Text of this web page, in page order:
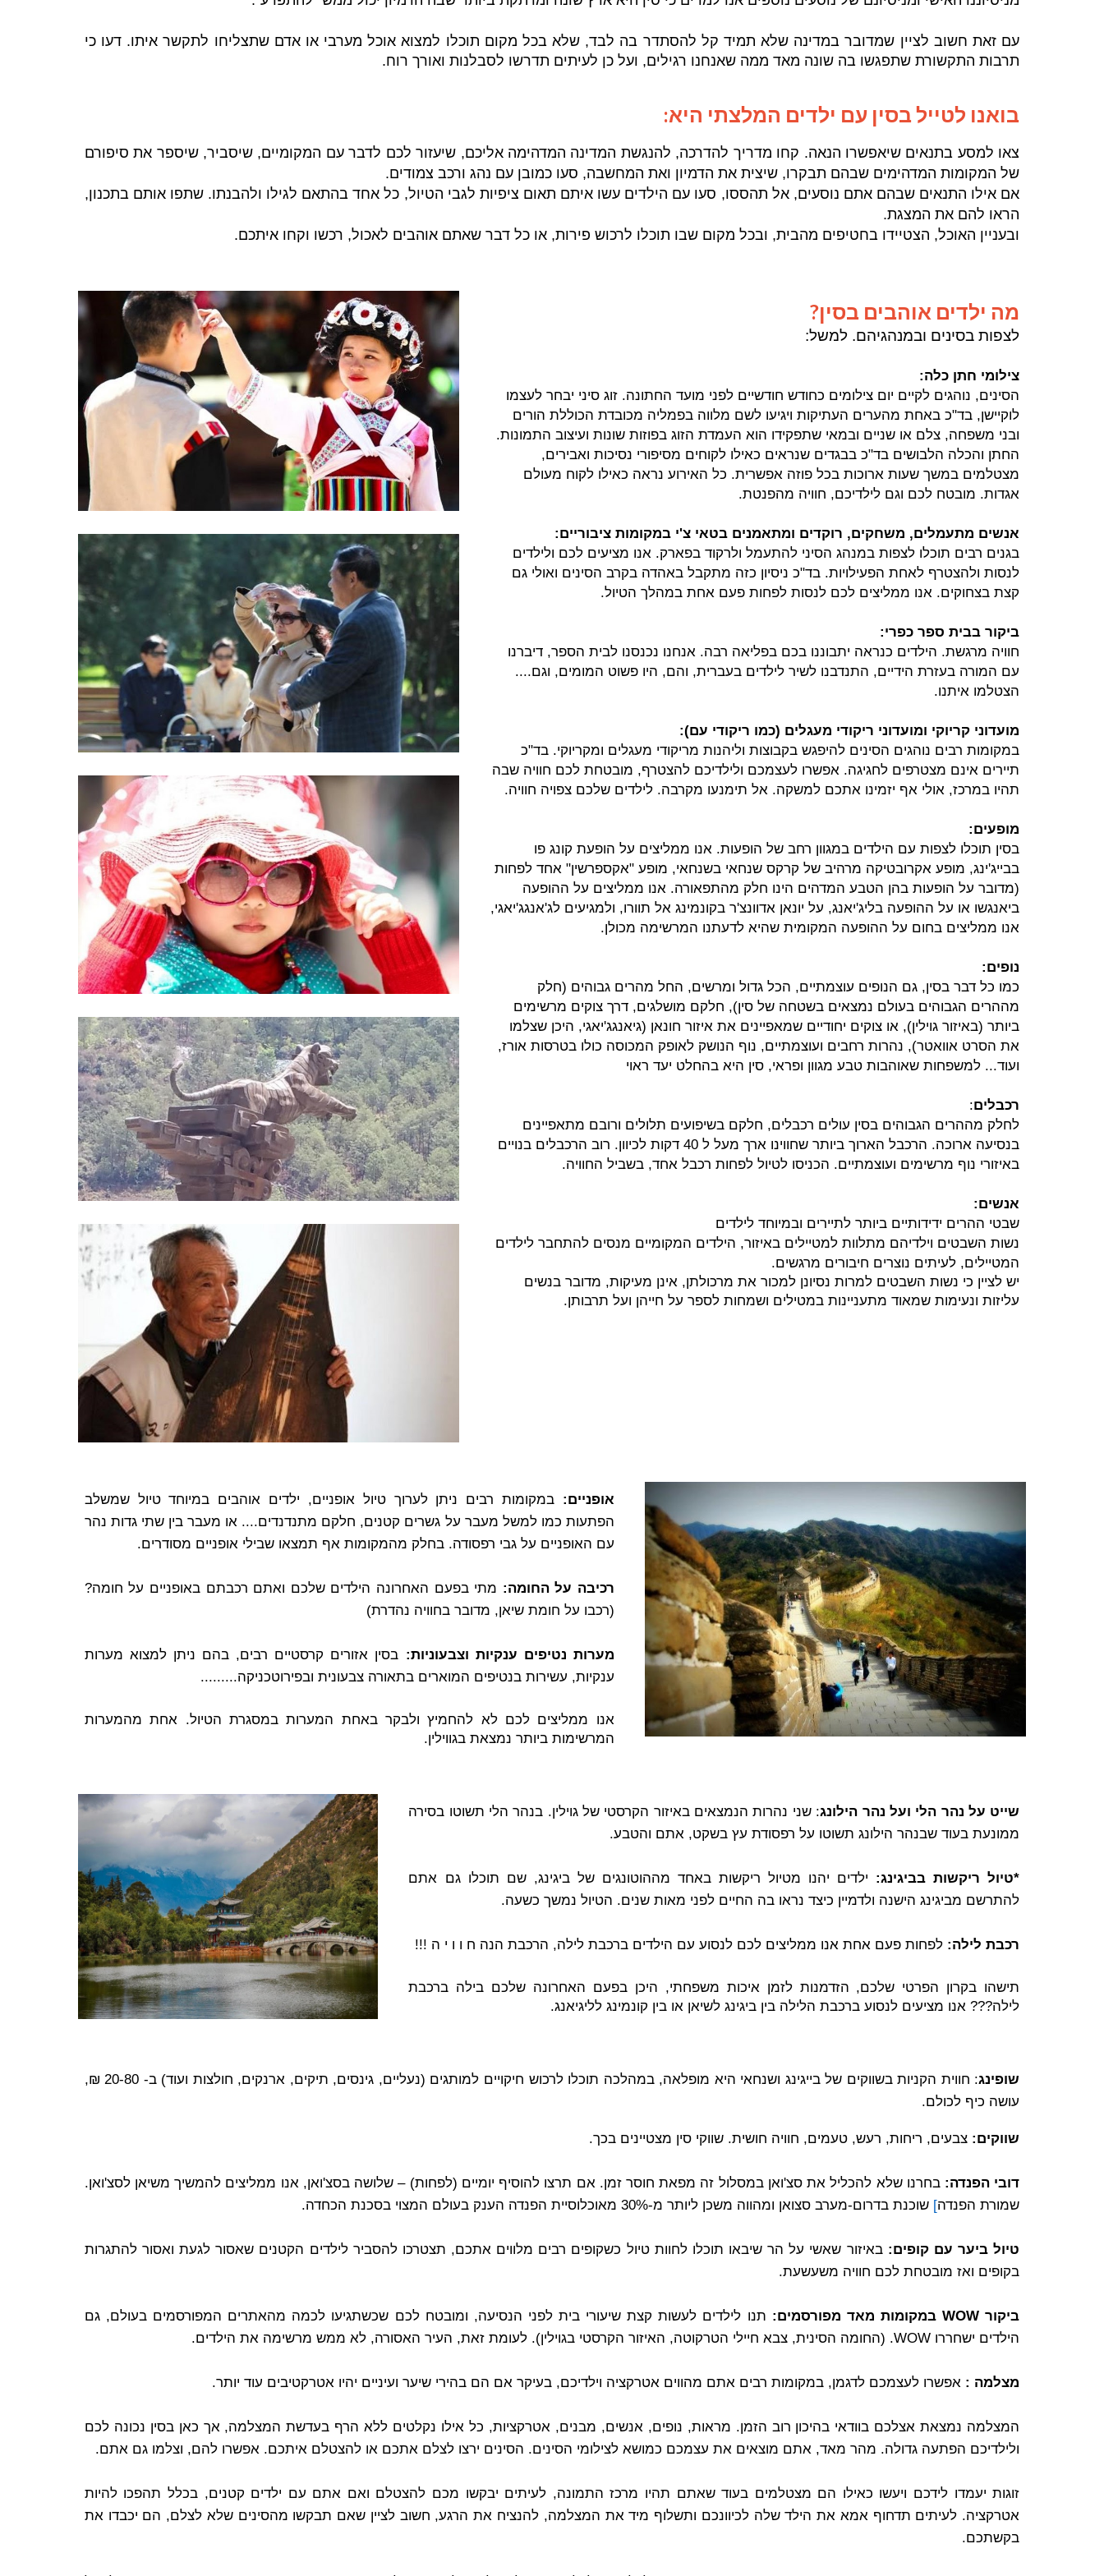
עם זאת חשוב לציין שמדובר במדינה שלא תמיד קל להסתדר בה לבד, שלא בכל מקום תוכלו למצוא אוכל מערבי או אדם שתצליחו לתקשר איתו. דעו כי
תרבות התקשורת שתפגשו בה שונה מאד ממה שאנחנו רגילים, ועל כן לעיתים תדרשו לסבלנות ואורך רוח.
בואנו לטייל בסין עם ילדים המלצתי היא:
צאו למסע בתנאים שיאפשרו הנאה. קחו מדריך להדרכה, להנגשת המדינה המדהימה אליכם, שיעזור לכם לדבר עם המקומיים, שיסביר, שיספר את סיפורם
של המקומות המדהימים שבהם תבקרו, שיצית את הדמיון ואת המחשבה, סעו כמובן עם נהג ורכב צמודים.
אם אילו התנאים שבהם אתם נוסעים, אל תהססו, סעו עם הילדים עשו איתם תאום ציפיות לגבי הטיול, כל אחד בהתאם לגילו ולהבנתו. שתפו אותם בתכנון,
הראו להם את המצגת.
ובעניין האוכל, הצטיידו בחטיפים מהבית, ובכל מקום שבו תוכלו לרכוש פירות, או כל דבר שאתם אוהבים לאכול, רכשו וקחו איתכם.
מה ילדים אוהבים בסין?
לצפות בסינים ובמנהגיהם. למשל:
צילומי חתן כלה:
הסינים, נוהגים לקיים יום צילומים כחודש חודשיים לפני מועד החתונה. זוג סיני יבחר לעצמו
לוקיישן, בד"כ באחת מהערים העתיקות ויגיעו לשם מלווה בפמליה מכובדת הכוללת הורים
ובני משפחה, צלם או שניים ובמאי שתפקידו הוא העמדת הזוג בפוזות שונות ועיצוב התמונות.
החתן והכלה הלבושים בד"כ בבגדים שנראים כאילו לקוחים מסיפורי נסיכות ואבירים,
מצטלמים במשך שעות ארוכות בכל פוזה אפשרית. כל האירוע נראה כאילו לקוח מעולם
אגדות. מובטח לכם וגם לילדיכם, חוויה מהפנטת.
אנשים מתעמלים, משחקים, רוקדים ומתאמנים בטאי צ'י במקומות ציבוריים:
בגנים רבים תוכלו לצפות במנהג הסיני להתעמל ולרקוד בפארק. אנו מציעים לכם ולילדים
לנסות ולהצטרף לאחת הפעילויות. בד"כ ניסיון כזה מתקבל באהדה בקרב הסינים ואולי גם
קצת בצחוקים. אנו ממליצים לכם לנסות לפחות פעם אחת במהלך הטיול.
ביקור בבית ספר כפרי:
חוויה מרגשת. הילדים כנראה יתבוננו בכם בפליאה רבה. אנחנו נכנסנו לבית הספר, דיברנו
עם המורה בעזרת הידיים, התנדבנו לשיר לילדים בעברית, והם, היו פשוט המומים, וגם....
הצטלמו איתנו.
מועדוני קריוקי ומועדוני ריקודי מעגלים (כמו ריקודי עם):
במקומות רבים נוהגים הסינים להיפגש בקבוצות וליהנות מריקודי מעגלים ומקריוקי. בד"כ
תיירים אינם מצטרפים לחגיגה. אפשרו לעצמכם ולילדיכם להצטרף, מובטחת לכם חוויה שבה
תהיו במרכז, אולי אף יזמינו אתכם למשקה. אל תימנעו מקרבה. לילדים שלכם צפויה חוויה.
מופעים:
בסין תוכלו לצפות עם הילדים במגוון רחב של הופעות. אנו ממליצים על הופעת קונג פו
בבייג'ינג, מופע אקרובטיקה מרהיב של קרקס שנחאי בשנחאי, מופע "אקספרשין" אחד לפחות
(מדובר על הופעות בהן הטבע המדהים הינו חלק מהתפאורה. אנו ממליצים על ההופעה
ביאנגשו או על ההופעה בליג'יאנג, על יונאן אדוונצ'ר בקונמינג אל תוורו, ולמגיעים לג'אנגג'יאגי,
אנו ממליצים בחום על ההופעה המקומית שהיא לדעתנו המרשימה מכולן.
נופים:
כמו כל דבר בסין, גם הנופים עוצמתיים, הכל גדול ומרשים, החל מהרים גבוהים (חלק
מההרים הגבוהים בעולם נמצאים בשטחה של סין), חלקם מושלגים, דרך צוקים מרשימים
ביותר (באיזור גוילין), או צוקים יחודיים שמאפיינים את איזור חונאן (גיאנגג'יאגי, היכן שצלמו
את הסרט אוואטר), נהרות רחבים ועוצמתיים, נוף הנושק לאופק המכוסה כולו בטרסות אורז,
ועוד... למשפחות שאוהבות טבע מגוון ופראי, סין היא בהחלט יעד ראוי
רכבלים:
לחלק מההרים הגבוהים בסין עולים רכבלים, חלקם בשיפועים תלולים ורובם מתאפיינים
בנסיעה ארוכה. הרכבל הארוך ביותר שחווינו ארך מעל ל 40 דקות לכיוון. רוב הרכבלים בנויים
באיזורי נוף מרשימים ועוצמתיים. הכניסו לטיול לפחות רכבל אחד, בשביל החוויה.
אנשים:
שבטי ההרים ידידותיים ביותר לתיירים ובמיוחד לילדים
נשות השבטים וילדיהם מתלוות למטיילים באיזור, הילדים המקומיים מנסים להתחבר לילדים
המטיילים, לעיתים נוצרים חיבורים מרגשים.
יש לציין כי נשות השבטים למרות נסיונן למכור את מרכולתן, אינן מעיקות, מדובר בנשים
עליזות ונעימות שמאוד מתעניינות במטילים ושמחות לספר על חייהן ועל תרבותן.
אופניים: במקומות רבים ניתן לערוך טיול אופניים, ילדים אוהבים במיוחד טיול שמשלב
הפתעות כמו למשל מעבר על גשרים קטנים, חלקם מתנדנדים.... או מעבר בין שתי גדות נהר
עם האופניים על גבי רפסודה. בחלק מהמקומות אף תמצאו שבילי אופניים מסודרים.
רכיבה על החומה: מתי בפעם האחרונה הילדים שלכם ואתם רכבתם באופניים על חומה?
(רכבו על חומת שיאן, מדובר בחוויה נהדרת)
מערות נטיפים ענקיות וצבעוניות: בסין אזורים קרסטיים רבים, בהם ניתן למצוא מערות
ענקיות, עשירות בנטיפים המוארים בתאורה צבעונית ובפירוטכניקה.........
אנו ממליצים לכם לא להחמיץ ולבקר באחת המערות במסגרת הטיול. אחת מהמערות
המרשימות ביותר נמצאת בגווילין.
שייט על נהר הלי ועל נהר הילונג: שני נהרות הנמצאים באיזור הקרסטי של גוילין. בנהר הלי תשוטו בסירה
ממונעת בעוד שבנהר הילונג תשוטו על רפסודת עץ בשקט, אתם והטבע.
*טיול ריקשות בביגינג: ילדים יהנו מטיול ריקשות באחד מההוטונגים של ביגינג, שם תוכלו גם אתם
להתרשם מביגינג הישנה ולדמיין כיצד נראו בה החיים לפני מאות שנים. הטיול נמשך כשעה.
רכבת לילה: לפחות פעם אחת אנו ממליצים לכם לנסוע עם הילדים ברכבת לילה, הרכבת הנה ח ו ו י ה !!!
תישהו בקרון הפרטי שלכם, הזדמנות לזמן איכות משפחתי, היכן בפעם האחרונה שלכם בילה ברכבת
לילה??? אנו מציעים לנסוע ברכבת הלילה בין ביגינג לשיאן או בין קונמינג לליגיאנג.
שופינג
: חווית הקניות בשווקים של בייגינג ושנחאי היא מופלאה, במהלכה תוכלו לרכוש חיקויים למותגים (נעליים, גינסים, תיקים, ארנקים, חולצות ועוד) ב- 20-80 ₪,
עושה כיף לכולם.
שווקים: צבעים, ריחות, רעש, טעמים, חוויה חושית. שווקי סין מצטיינים בכך.
דובי הפנדה: בחרנו שלא להכליל את סצ'ואן במסלול זה מפאת חוסר זמן. אם תרצו להוסיף יומיים (לפחות) – שלושה בסצ'ואן, אנו ממליצים להמשיך משיאן לסצ'ואן.
שמורת הפנדה] שוכנת בדרום-מערב סצואן ומהווה משכן ליותר מ-30% מאוכלוסיית הפנדה הענק בעולם המצוי בסכנת הכחדה.
טיול ביער עם קופים:באיזור שאשי על הר שיבאו תוכלו לחוות טיול כשקופים רבים מלווים אתכם, תצטרכו להסביר לילדים הקטנים שאסור לגעת ואסור להתגרות
בקופים ואז מובטחת לכם חוויה משעשעת.
ביקור WOW במקומות מאד מפורסמים:
תנו לילדים לעשות קצת שיעורי בית לפני הנסיעה, ומובטח לכם שכשתגיעו לכמה מהאתרים המפורסמים בעולם, גם
הילדים ישחררו WOW. (החומה הסינית, צבא חיילי הטרקוטה, האיזור הקרסטי בגוילין). לעומת זאת, העיר האסורה, לא ממש מרשימה את הילדים.
מצלמה : אפשרו לעצמכם לדגמן, במקומות רבים אתם מהווים אטרקציה וילדיכם, בעיקר אם הם בהירי שיער ועיניים יהיו אטרקטיבים עוד יותר.
המצלמה נמצאת אצלכם בוודאי בהיכון רוב הזמן. מראות, נופים, אנשים, מבנים, אטרקציות, כל אילו נקלטים ללא הרף בעדשת המצלמה, אך כאן בסין נכונה לכם
ולילדיכם הפתעה גדולה. מהר מאד, אתם מוצאים את עצמכם כמושא לצילומי הסינים. הסינים ירצו לצלם אתכם או להצטלם איתכם. אפשרו להם, וצלמו גם אתם.
זוגות יעמדו לידכם ויעשו כאילו הם מצטלמים בעוד שאתם תהיו מרכז התמונה, לעיתים יבקשו מכם להצטלם ואם אתם עם ילדים קטנים, בכלל תהפכו להיות
אטרקציה. לעיתים תדחוף אמא את הילד שלה לכיוונכם ותשלוף מיד את המצלמה, להנציח את הרגע, חשוב לציין שאם תבקשו מהסינים שלא לצלם, הם יכבדו את
בקשתכם.